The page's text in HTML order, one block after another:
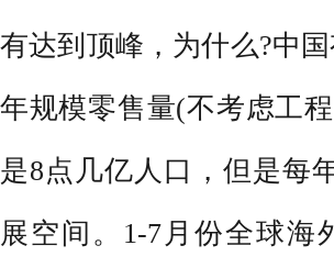
有达到顶峰，为什么?中
年规模零售量(不考虑工
是8点几亿人口，但是每
展空间。1-7月份全球海